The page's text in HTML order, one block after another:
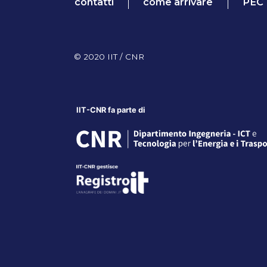
© 2020 IIT / CNR
IIT-CNR fa parte di